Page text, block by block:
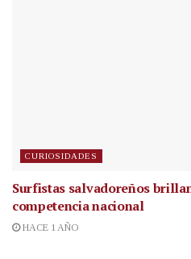
CURIOSIDADES
Surfistas salvadoreños
competencia nacional
HACE 1 AÑO